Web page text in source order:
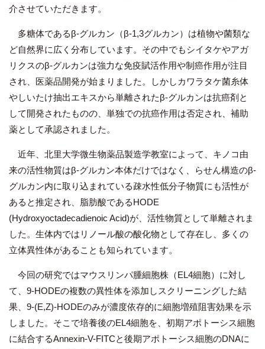
介させていただきます。
多糖体であるβ-グルカン（β-1,3グルカン）は植物や菌類な
ど自然界に広く分布しています。その中でもシイタケやアガ
リクスのβ-グルカンは強力な免疫賦活作用や制癌作用が注目
され、医薬品開発が始まりました。しかしカワラタケ菌糸体
やしいたけ抽出エキスから単離されたβ-グルカンは抗癌剤と
して開発されたものの、単独での抗癌作用は否定され、補助
薬として承認されました。
近年、北里大学微生物薬品製造学教室によって、キノコ由
来の活性物質はβ-グルカン本体だけではなく、らせん構造のβ-
グルカン内に取り込まれている疎水性低分子物質にも活性が
あると推定され、脂肪酸であるHODE
(Hydroxyoctadecadienoic Acid)が、活性物質として単離されま
した。生体内ではリノール酸の酸化物として存在し、多くの
立体異性体があることも知られています。
今回の研究ではマウスリンパ腫細胞株（EL4細胞）に対し
て、9-HODEの複数の異性体を添加しスクリーニングした結
果、9-(E,Z)-HODEのみが濃度依存的に細胞増殖阻害効果を示
しました。そこで培養後のEL4細胞を、初期アポトーシス細胞
に結合するAnnexin-V-FITCと後期アポトーシス細胞のDNAに